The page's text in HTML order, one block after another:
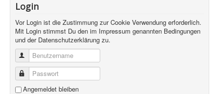
Login
Vor Login ist die Zustimmung zur Cookie Verwendung erforderlich.
Mit Login stimmst Du den im Impressum genannten Bedingungen
und der Datenschutzerklärung zu.
Benutzername
Passwort
Angemeldet bleiben